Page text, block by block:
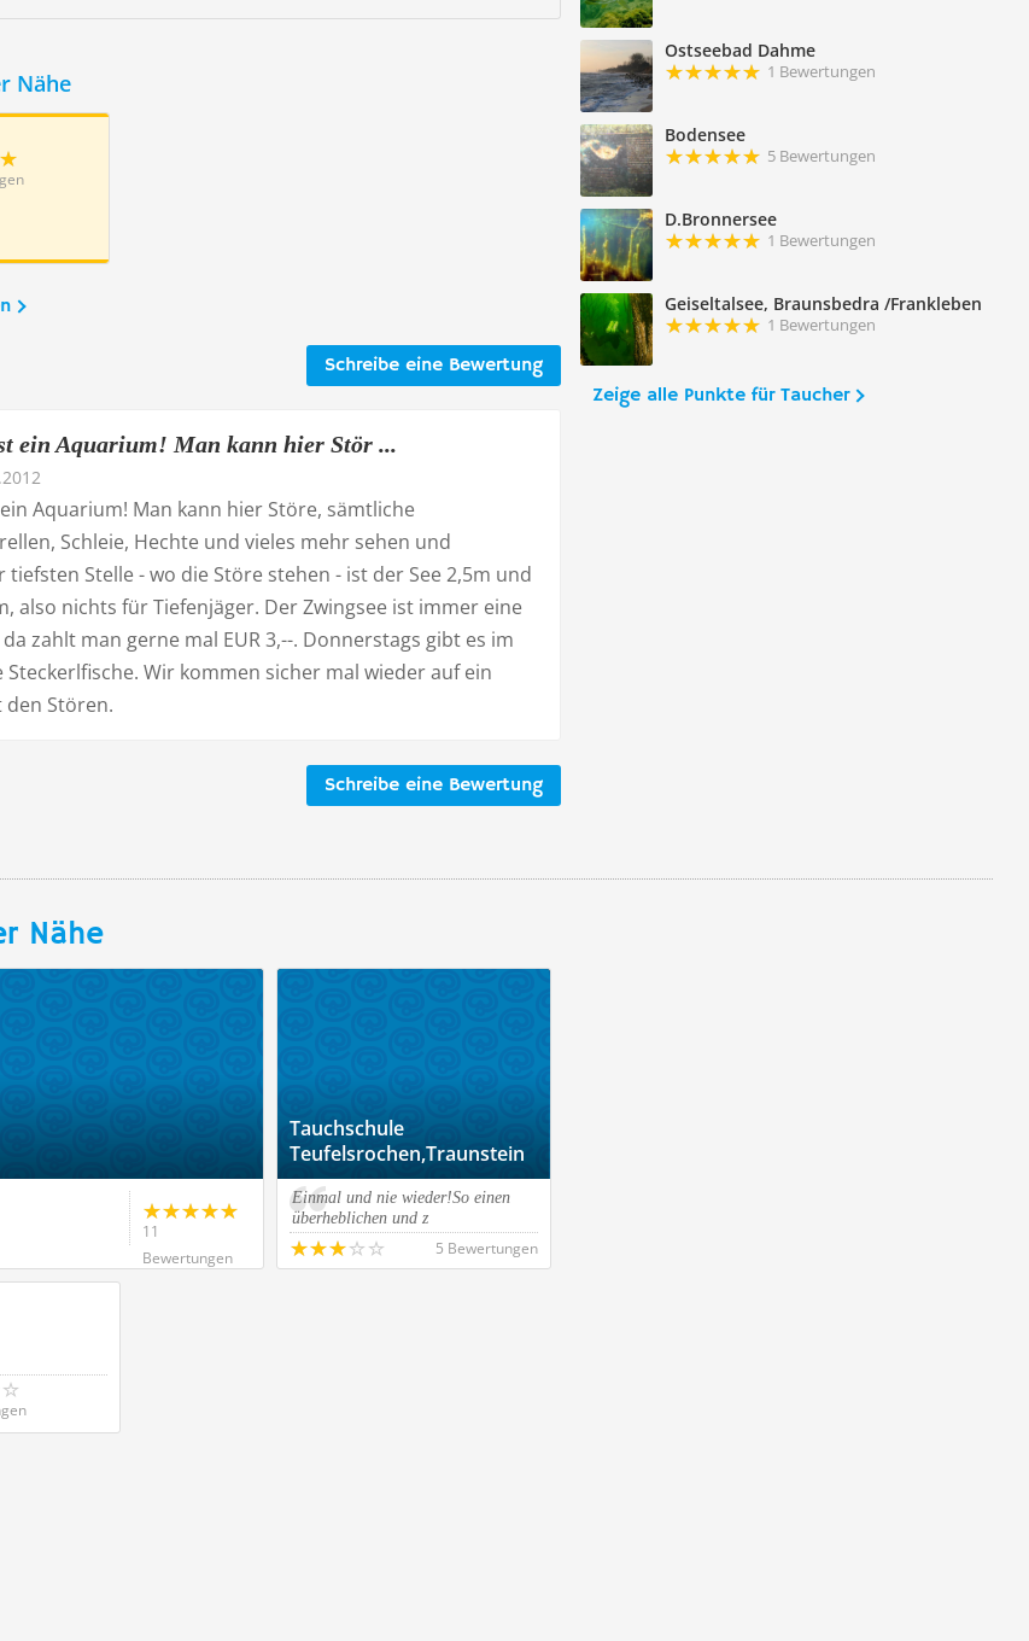
Ostseebad Dahme
1 Bewertungen
Bodensee
5 Bewertungen
D.Bronnersee
1 Bewertungen
Geiseltalsee, Braunsbedra /Frankleben
1 Bewertungen
Zeige alle Punkte für Taucher
Nähe
Schreibe eine Bewertung
ein Aquarium! Man kann hier Stör ...
Aquarium! Man kann hier Störe, sämtliche
Schleie, Hechte und vieles mehr sehen und
tiefsten Stelle - wo die Störe stehen - ist der See 2,5m und
also nichts für Tiefenjäger. Der Zwingsee ist immer eine
zahlt man gerne mal EUR 3,--. Donnerstags gibt es im
Steckerlfische. Wir kommen sicher mal wieder auf ein
Stören.
Schreibe eine Bewertung
Nähe
11
Bewertungen
Tauchschule
Teufelsrochen,Traunstein
Einmal und nie wieder!So einen
überheblichen und z
5 Bewertungen